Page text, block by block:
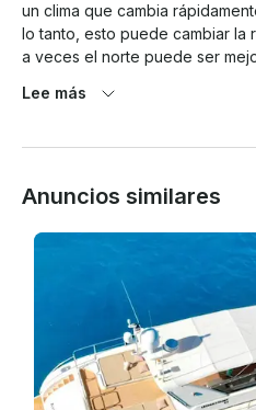
un clima que cambia
lo tanto, esto puede cambiar la
a veces el norte puede ser
. Al mismo tiempo, los
estricta de cancelaciones
meteorológicos con reembolso
período de alquiler) según la
BASADO ÚNICAMENTE EN LA
DE GOOGLE. (¡PORCENTAJE
DE LA TARIFA POR HORA/% DE
TOTAL DEL VIAJE!
Lee más
Anuncios similares